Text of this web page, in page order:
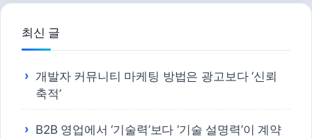
최신 글
개발자 커뮤니티 마케팅 방법은 광고보다 ‘신뢰
축적’
B2B 영업에서 ‘기술력’보다 ‘기술 설명력’이 계약